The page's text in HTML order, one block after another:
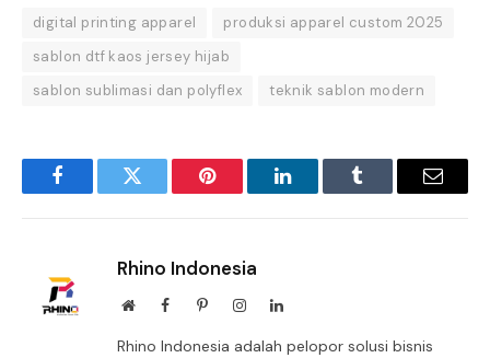
digital printing apparel
produksi apparel custom 2025
sablon dtf kaos jersey hijab
sablon sublimasi dan polyflex
teknik sablon modern
FacebookTwitter Pinterest LinkedInTumblr Email
Rhino Indonesia
WebsiteFacebookPinterestInstagramLinkedIn
Rhino Indonesia adalah pelopor solusi bisnis